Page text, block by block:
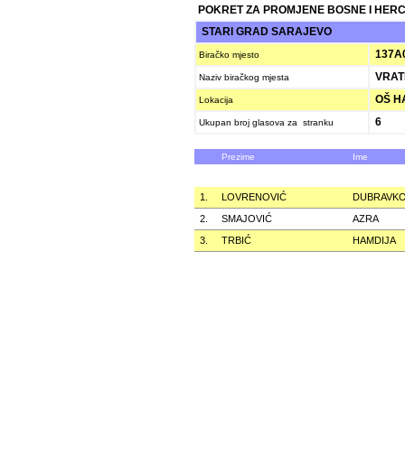
POKRET ZA PROMJENE BOSNE I
STARI GRAD SARAJEVO
Biračko mjesto
Naziv biračkog mjesta
Lokacija OŠ
Ukupan broj glasova za stranku 6
Prezime Ime
1. LOVRENOVIĆ
2.
SMAJOVIĆ
AZRA
3.
TRBIĆ HAMDIJA